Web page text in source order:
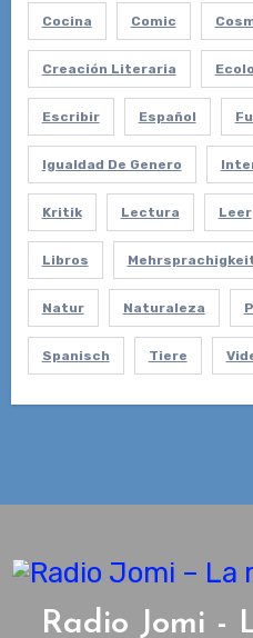
Cocina Comic
Creación Literaria
Escribir Español
Igualdad De Genero
Kritik Lectura Leer
Libros
Natur Naturaleza
Spanisch Tiere
Radio Jomi -